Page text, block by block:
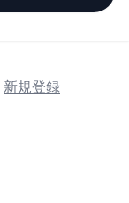
新規登録